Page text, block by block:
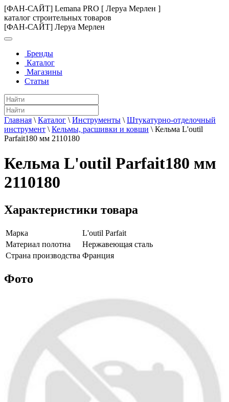
[ФАН-САЙТ] Lemana PRO [ Леруа Мерлен ]
каталог строительных товаров
[ФАН-САЙТ] Леруа Мерлен
Бренды
Каталог
Магазины
Статьи
Главная \ Каталог \ Инструменты \ Штукатурно-отделочный
инструмент \ Кельмы, расшивки и ковши \ Кельма L'outil
Parfait180 мм 2110180
Кельма L'outil Parfait180 мм
2110180
Характеристики товара
Марка
L'outil Parfait
Материал полотна
Нержавеющая сталь
Страна производства Франция
Фото